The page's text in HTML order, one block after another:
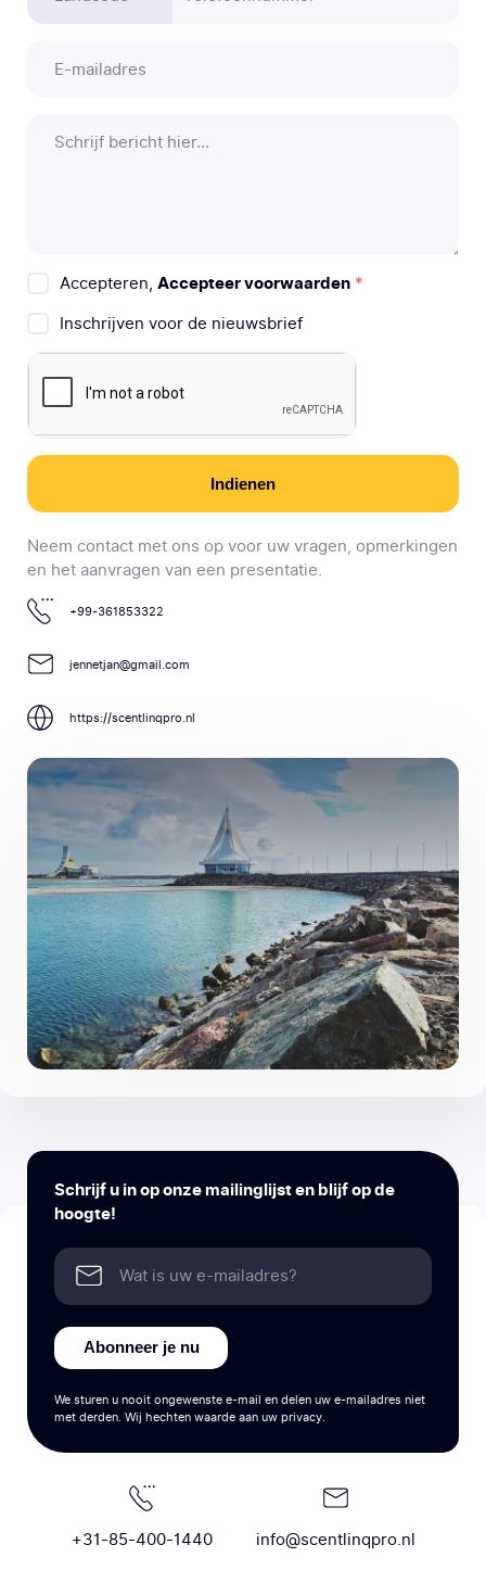
Accepteren, Accepteer voorwaarden *
Inschrijven voor de nieuwsbrief
Indienen
Neem contact met ons op voor uw vragen, opmerkingen
en het aanvragen van een presentatie.
+99-361853322
jennetjan@gmail.com
https://scentlinqpro.nl
Schrijf u in op onze mailinglijst en blijf op de
hoogte!
Abonneer je nu
We sturen u nooit ongewenste e-mail en delen uw e-mailadres niet
met derden. Wij hechten waarde aan uw privacy.
+31-85-400-1440 info@scentlinqpro.nl